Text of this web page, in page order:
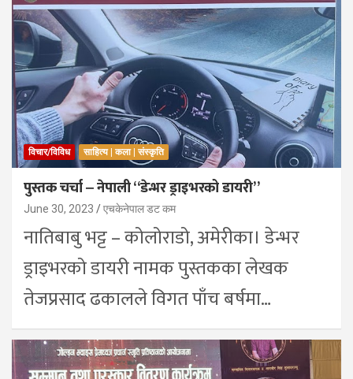
विचार/विविध साहित्य | कला | संस्कृति
पुस्तक चर्चा ‒ नेपाली “डेन्भर ड्राइभरको डायरी”
June 30, 2023 एचकेनेपाल डट कम
नातिबाबु भट्ट – कोलोराडो, अमेरीका। डेन्भर
ड्राइभरको डायरी नामक पुस्तकका लेखक
तेजप्रसाद ढकालले विगत पाँच बर्षमा…